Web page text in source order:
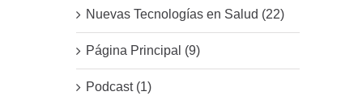
Nuevas Tecnologías en Salud (22)
Página Principal (9)
Podcast (1)